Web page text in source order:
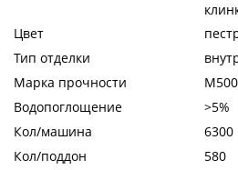
Цвет
Тип отделки
Марка прочности
М500
Водопоглощение
>5%
Кол/машина
6300
Кол/поддон
580